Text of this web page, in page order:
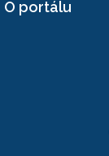
O portálu